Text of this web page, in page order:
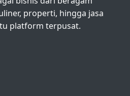
properti, hingga jasa
platform terpusat.